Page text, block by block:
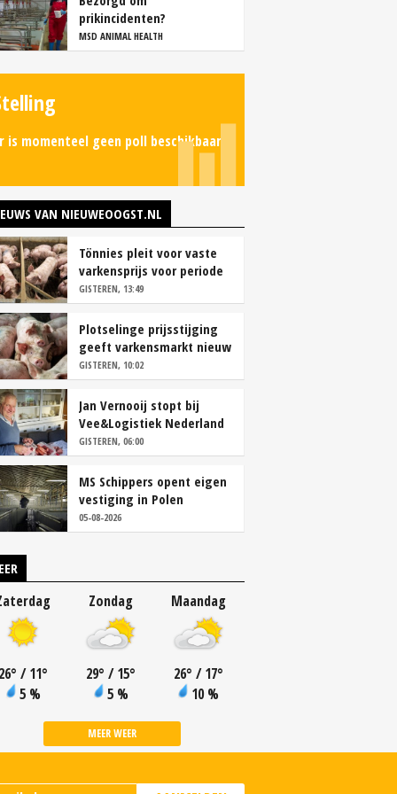
prikincidenten?
MSD ANIMAL HEALTH
is momenteel geen poll beschikbaar.
VAN NIEUWEOOGST.NL
Tönnies pleit voor vaste
varkensprijs voor periode
van zes maanden
GISTEREN, 13:49
Plotselinge prijsstijging
geeft varkensmarkt nieuw
perspectief
GISTEREN, 10:02
Jan Vernooij stopt bij
Vee&Logistiek Nederland
GISTEREN, 06:00
MS Schippers opent eigen
vestiging in Polen
05-08-2026
° / 11°
5 %
Zondag
29° / 15°
5 %
Maandag
26° / 17°
10 %
MEER WEER